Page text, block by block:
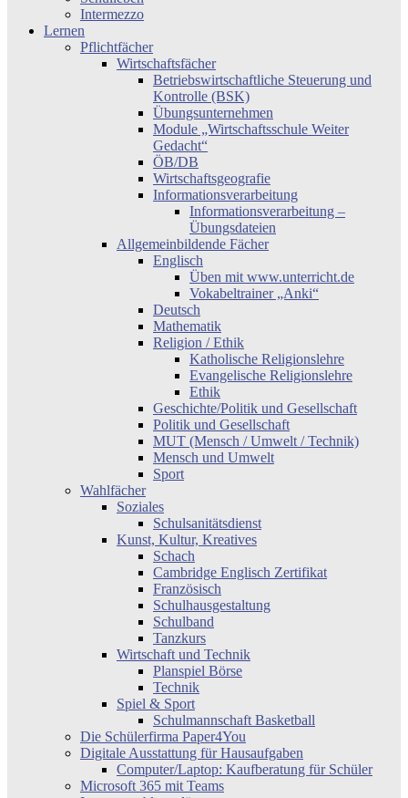
Intermezzo
Lernen
Pflichtfächer
Wirtschaftsfächer
Betriebswirtschaftliche Steuerung und
Kontrolle (BSK)
Übungsunternehmen
Module „Wirtschaftsschule Weiter
Gedacht“
ÖB/DB
Wirtschaftsgeografie
Informationsverarbeitung
Informationsverarbeitung –
Übungsdateien
Allgemeinbildende Fächer
Englisch
Üben mit www.unterricht.de
Vokabeltrainer „Anki“
Deutsch
Mathematik
Religion / Ethik
Katholische Religionslehre
Evangelische Religionslehre
Ethik
Geschichte/Politik und Gesellschaft
Politik und Gesellschaft
MUT (Mensch / Umwelt / Technik)
Mensch und Umwelt
Sport
Wahlfächer
Soziales
Schulsanitätsdienst
Kunst, Kultur, Kreatives
Schach
Cambridge Englisch Zertifikat
Französisch
Schulhausgestaltung
Schulband
Tanzkurs
Wirtschaft und Technik
Planspiel Börse
Technik
Spiel & Sport
Schulmannschaft Basketball
Die Schülerfirma Paper4You
Digitale Ausstattung für Hausaufgaben
Computer/Laptop: Kaufberatung für Schüler
Microsoft 365 mit Teams